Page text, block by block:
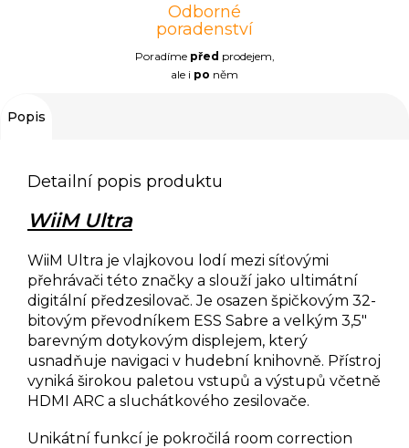
Odborné
poradenství
Poradíme před prodejem,
ale i po něm
Popis
Detailní popis produktu
WiiM Ultra
WiiM Ultra je vlajkovou lodí mezi síťovými
přehrávači této značky a slouží jako ultimátní
digitální předzesilovač. Je osazen špičkovým 32-
bitovým převodníkem ESS Sabre a velkým 3,5"
barevným dotykovým displejem, který
usnadňuje navigaci v hudební knihovně. Přístroj
vyniká širokou paletou vstupů a výstupů včetně
HDMI ARC a sluchátkového zesilovače.
Unikátní funkcí je pokročilá room correction